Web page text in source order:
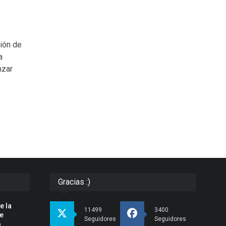
de
la
Gracias :)
11499
Seguidores
3400
Seguidores